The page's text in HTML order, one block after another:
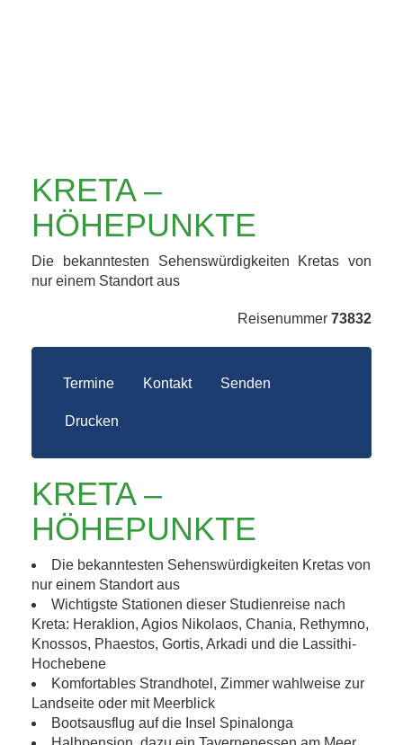
KRETA –
HÖHEPUNKTE
Die bekanntesten Sehenswürdigkeiten Kretas von
nur einem Standort aus
Reisenummer 73832
Termine Kontakt Senden
Drucken
KRETA –
HÖHEPUNKTE
Die bekanntesten Sehenswürdigkeiten Kretas von
nur einem Standort aus
Wichtigste Stationen dieser Studienreise nach
Kreta: Heraklion, Agios Nikolaos, Chania, Rethymno,
Knossos, Phaestos, Gortis, Arkadi und die Lassithi-
Hochebene
Komfortables Strandhotel, Zimmer wahlweise zur
Landseite oder mit Meerblick
Bootsausflug auf die Insel Spinalonga